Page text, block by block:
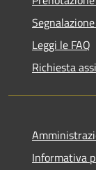
Leggi le FAQ
Richiesta
Informativa